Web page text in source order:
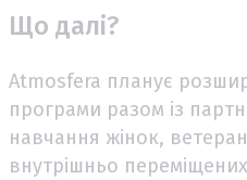
Що далі?
Atmosfera планує
програми разом із
навчання жінок,
внутрішньо